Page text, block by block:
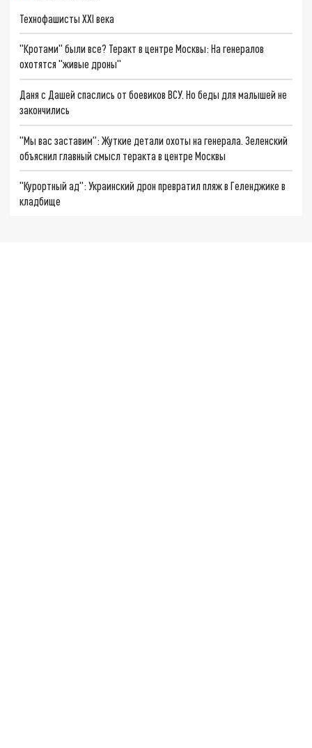
Технофашисты XXI века
"Кротами" были все? Теракт в центре Москвы: На генералов
охотятся "живые дроны"
Даня с Дашей спаслись от боевиков ВСУ. Но беды для малышей не
закончились
"Мы вас заставим": Жуткие детали охоты на генерала. Зеленский
объяснил главный смысл теракта в центре Москвы
"Курортный ад": Украинский дрон превратил пляж в Геленджике в
кладбище